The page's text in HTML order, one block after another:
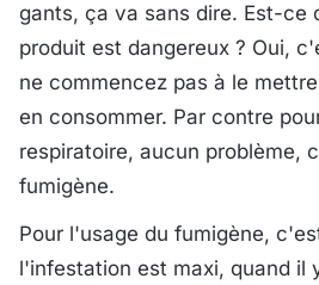
gants, ça va sans dire. Est-ce
produit est dangereux ? Oui,
ne commencez pas à le
en consommer. Par contre
respiratoire, aucun problème,
fumigène.
Pour l'usage du fumigène,
l'infestation est maxi, quand il